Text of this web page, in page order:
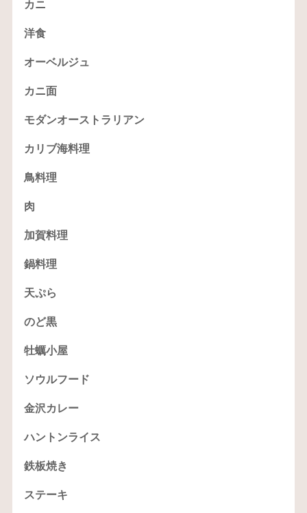
カニ
洋食
オーベルジュ
カニ面
モダンオーストラリアン
カリブ海料理
鳥料理
肉
加賀料理
鍋料理
天ぷら
のど黒
牡蠣小屋
ソウルフード
金沢カレー
ハントンライス
鉄板焼き
ステーキ